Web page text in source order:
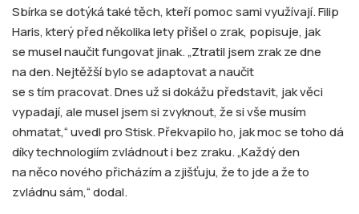
Sbírka se dotýká také těch, kteří pomoc sami využívají. Filip
Haris, který před několika lety přišel o zrak, popisuje, jak
se musel naučit fungovat jinak. „Ztratil jsem zrak ze dne
na den. Nejtěžší bylo se adaptovat a naučit
se s tím pracovat. Dnes už si dokážu představit, jak věci
vypadají, ale musel jsem si zvyknout, že si vše musím
ohmatat,“ uvedl pro Stisk. Překvapilo ho, jak moc se toho dá
díky technologiím zvládnout i bez zraku. „Každý den
na něco nového přicházím a zjišťuju, že to jde a že to
zvládnu sám,“ dodal.